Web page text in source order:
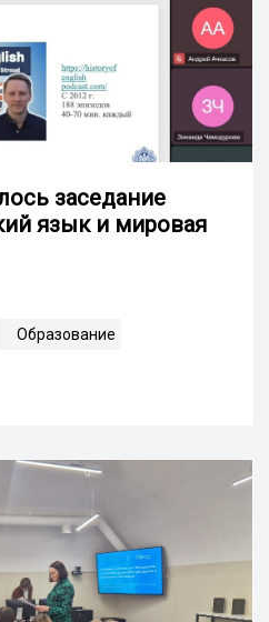
заседание
язык и мировая
Образование